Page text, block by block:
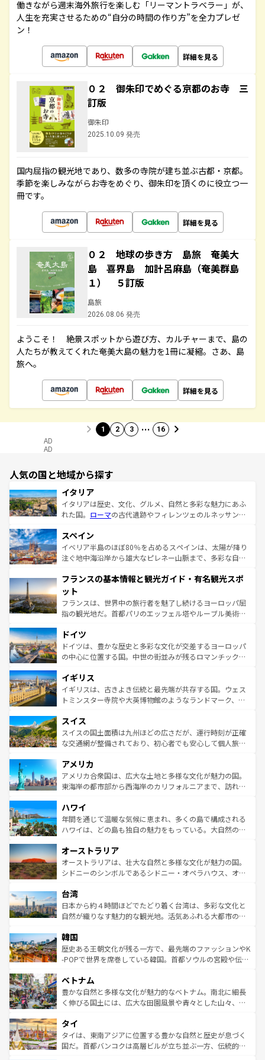
働きながら週末海外旅行を楽しむ「リーマントラベラー」が、
人生を充実させるための“自分の時間の作り方”を全力プレゼ
ン！
詳細を見る
０２ 御朱印でめぐる京都のお寺 三
訂版
御朱印
2025.10.09 発売
国内屈指の観光地であり、数多の寺院が建ち並ぶ古都・京都。
季節を楽しみながらお寺をめぐり、御朱印を頂くのに役立つ一
冊です。
詳細を見る
０２ 地球の歩き方 島旅 奄美大
島 喜界島 加計呂麻島（奄美群島
１） ５訂版
島旅
2026.08.06 発売
ようこそ！ 絶景スポットから遊び方、カルチャーまで、島の
人たちが教えてくれた奄美大島の魅力を1冊に凝縮。さあ、島
旅へ。
詳細を見る
1 2 3 … 16
AD
AD
人気の国と地域から探す
イタリア
イタリアは歴史、文化、グルメ、自然と多彩な魅力にあふ
れた国。 ローマの古代遺跡やフィレンツェのルネッサンス
ろん、トスカーナの美しい田園風景やアマルフィ海岸の絶
景など、自然景観も見逃せない。観光の合間には、本場の
ピザやパスタなど、絶品のイタリア料理を堪能することも
ませてくれるイタリアで、忘れられない旅をしてみよう！
なお、新着のイタリア情報は
しい。
スペイン
イベリア半島のほぼ80％を占めるスペインは、太陽が降り
注ぐ地中海沿岸から雄大なピレネー山脈まで、多彩な自然
文化が根付くこの国では、情熱的なフラメンコ、熱気あふ
れる闘牛、そして美味しいタパスが生活の一部となってい
る。首都マドリードの洗練された雰囲気や、バルセロナの
アートに溢れた街角から、地方では古代ローマ遺跡や中世
せる。地方によって風土や気候が異なるスペインはその個
性で訪れる人を魅了する。 なお、新着のスペイン情報は コ
ンテンツ一覧を参照してほしい。
フランスの基本情報と観光ガイド・有名観光スポ
ット
フランスは、世界中の旅行者を魅了し続けるヨーロッパ屈
指の観光地だ。首都パリのエッフェル塔やルーブル美術館
で、幅広い魅力が詰まっている。華麗な宮殿、歴史的な大
聖堂、美しいビーチ、そして豊かな自然が、訪れる者を心
から魅了する。また、フランスは美食の国としても知ら
いる。シャンパンの発祥地であるランス、プロヴァンスの
香り高いラベンダー畑など、多彩な楽しみ方が可能だ。さ
らに、パリ以外の地域にも魅力が溢れており、どの街角に
れる地方に足を運ぶとそれぞれで全く異なる文化を体験で
きるだろう。 なお、新着のフランス情報はコンテンツ一覧
を参照してほしい。
ドイツ
ドイツは、豊かな歴史と多彩な文化が交差するヨーロッパ
の中心に位置する国。中世の街並みが残るロマンチック街
顔を持つこの国は、どこを歩いても飽きることがない。ベ
ルリンの文化的活気、バイエルン州のアルプスの絶景、そ
してライン川沿いのワイン畑といった風景は必見。ビール
は、お酒好きな人にはぜひ体験してほしい。 なお、新着の
ドイツ情報はコンテンツ一覧を参照してほしい。
イギリス
イギリスは、古きよき伝統と最先端が共存する国。ウェス
トミンスター寺院や大英博物館のようなランドマーク、歴
リアごとに異なる魅力がある。また、優雅なアフタヌーン
ティー、ビール好きにはたまらない英国パブ、サッカー観
戦など、本場だからこそできる体験も豊富。イギリスを旅
ンツ一覧を参照してほしい。
スイス
スイスの国土面積は九州ほどの広さだが、運行時刻が正確
な交通網が整備されており、初心者でも安心して個人旅行
の建物がそのまま残る町や、スイスならではのユニークな
博物館もあり、アルプス観光だけでなく町歩きも満喫する
ことができる。国民の所得が高いため物価も高いが、旅行
ば市内交通費無料で観光を楽しむこともできる。 なお、新
着のスイス情報はコンテンツ一覧 を参照してほしい。
アメリカ
アメリカ合衆国は、広大な土地と多様な文化が魅力の国。
東海岸の都市部から西海岸のカリフォルニアまで、訪れる
のような巨大都市は、観光、ショッピング、エンターテイ
ンメントが詰まった刺激的なスポットだ。一方、アメリカ
西部には大自然が広がり、グランドキャニオンやイエロー
部のニューオーリンズでは、音楽と美食が融合した独特の
文化が魅力。旅行者はアメリカの各地域で異なる魅力を楽
しみながら、その多様性と豊かな歴史を感じることができ
ならではの贅沢な旅のスタイルだ。 なお、新着のアメリカ
情報はコンテンツ一覧を参照してほしい。
ハワイ
年間を通じて温暖な気候に恵まれ、多くの島で構成される
ハワイは、どの島も独自の魅力をもっている。大自然の神
ワイ島は見逃せない。また、定番の観光地といえばオアフ
島だが、静かな自然を求めるならマウイ島やカウアイ島が
おすすめ。エメラルドグリーンに輝く海をはじめ、豊かな
れるおもてなしの心で訪れる人々を迎えてくれるハワイの
人々、おいしいローカルフードやハワイアンミュージッ
ク、伝統的なフラダンスなど、すべてがハワイの魅力を彩
ワイを、存分に味わってほしい。 なお、新着のハワイ情報
はコンテンツ一覧を参照してほしい。
オーストラリア
オーストラリアは、壮大な自然と多様な文化が魅力の国。
シドニーのシンボルであるシドニー・オペラハウス、オー
リアリーフや大陸中央部にそびえるウルル（エアーズロッ
ク）、タスマニアの美しい原生林やケアンズの熱帯雨林な
ど、見どころがたくさん。また、カフェやワイン、オージ
いる。アクティビティも充実しており、サーフィンやダイ
ビング、ハイキングなど、アウトドア好きにはたまらな
い。オーストラリアの多彩な魅力を存分に味わいつくそ
参照してほしい。
台湾
日本から約４時間ほどでたどり着く台湾は、多彩な文化と
自然が織りなす魅力的な観光地。活気あふれる大都市の台
ン）、静ひつな山岳地帯である台湾東部など、都市の喧騒
と山間の静けさが共存しており、訪れる人に新しい発見と
驚きをもたらしてくれる。また、奥深い台湾の食文化も魅
容にもいいと評判のスイーツなど、バラエティ豊かな料理
が味わえる。 なお、新着の台湾情報は コンテンツ一覧を参
照してほしい。
韓国
歴史ある王朝文化が残る一方で、最先端のファッションやK
-POPで世界を席巻している韓国。首都ソウルの宮殿や伝統
き、地方に足を延ばせば四季折々の自然美を楽しむことが
できる。そして、キムチや焼肉、絶品のストリートフード
まで、さまざまな韓国料理が待っている。夜には、韓国な
リティに包まれながら、韓国の多彩な魅力を心ゆくまで味
わってみてほしい。 なお、新着の韓国情報はコンテンツ一
覧を参照してほしい。
ベトナム
豊かな自然と多様な文化が魅力的なベトナム。南北に細長
く伸びる国土には、広大な田園風景や青々とした山々、世
急速な発展と共に伝統が息づく。ハノイの古い町並みやホ
ーチミン市のフランス統治時代の建物も、独特の雰囲気を
醸し出している。また、バラエティの豊かさとおいしさで
タイ
タイは、東南アジアに位置する豊かな自然と歴史が息づく
国だ。首都バンコクは高層ビルが立ち並ぶ一方、伝統的な